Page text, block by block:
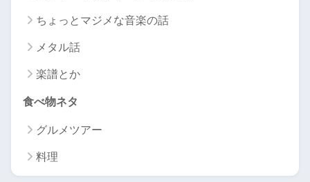
ちょっとマジメな音楽の話
メタル話
楽譜とか
食べ物ネタ
グルメツアー
料理